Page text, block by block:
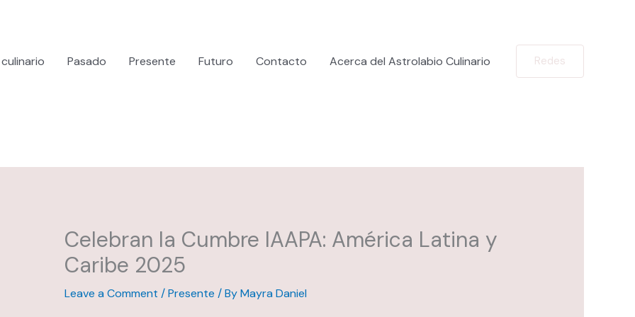
Pasado Presente Futuro Contacto Acerca del Astrolabio Culinario Redes
Celebran la Cumbre IAAPA: América Latina y
Caribe 2025
Leave a Comment /Presente / ByMayra Daniel